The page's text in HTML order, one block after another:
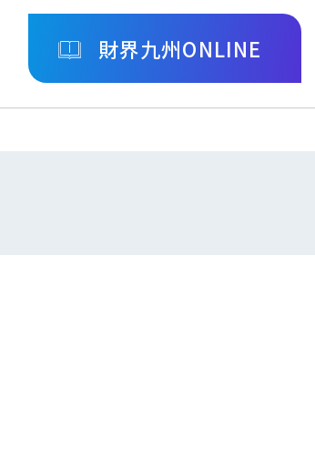
財界九州ONLINE